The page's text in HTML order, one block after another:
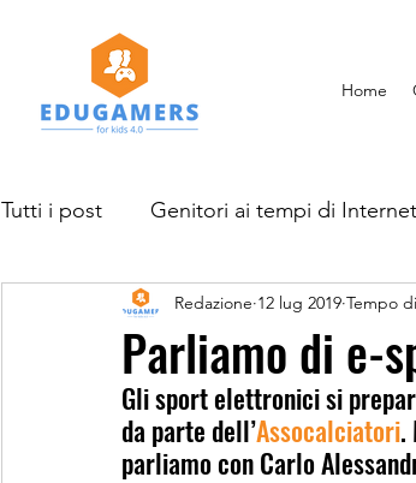
Home
Tutti i post Genitori ai tempi di Internet
Studi e ricerche News
Progetto EduGamers for kids
Parliamo di e-
Redazione 12 lug 2019 Tempo
Gli sport elettronici si
da parte dell’Assocalciatori.
parliamo con Carlo